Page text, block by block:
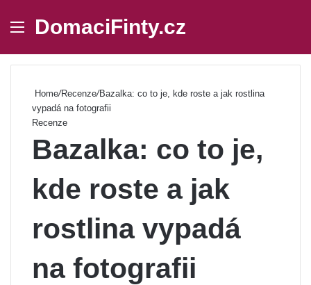
Menu
DomaciFinty.cz
Home/Recenze/Bazalka: co to je, kde roste a jak rostlina
vypadá na fotografii
Recenze
Bazalka: co to je,
kde roste a jak
rostlina vypadá
na fotografii